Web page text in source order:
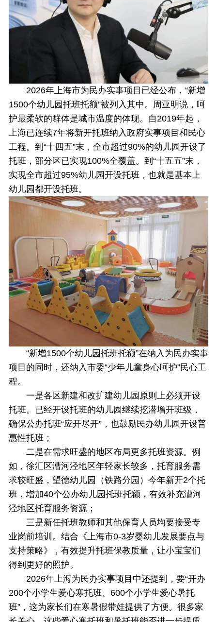
2026年上海市为民办实事项目已经公布，“新增
1500个幼儿园托班托额”被列入其中。周亚明说，呵
护最柔软的群体是城市温度的体现。自2019年起，
上海已连续7年将新开托班纳入政府实事项目和民心
工程。到“十四五”末，全市超过90%的幼儿园开设了
托班，部分区已实现100%全覆盖。到“十五五”末，
实现全市超过95%幼儿园开设托班，也就是基本上
幼儿园都开设托班。
“新增1500个幼儿园托班托额”在纳入为民办实事
项目的同时，还纳入市委“少年儿童身心呵护”民心工
程。
一是各区新建和改扩建幼儿园原则上必须开设
托班。已经开设托班的幼儿园继续挖潜增开班级，
确保公办托班“应开尽开”，也鼓励民办幼儿园开设普
惠性托班；
二是在需求旺盛的地区布局更多托班资源。例
如，徐汇区漕河泾地区年轻家长较多，托育服务需
求较旺盛，望德幼儿园（铁路分园）今年新开2个托
班，增加40个公办幼儿园托班托额，有效补充漕河
泾地区托育服务资源；
三是新任托班教师和其他保育人员均要接受专
业岗前培训。结合《上海市0-3岁婴幼儿发展要点与
支持策略》，有效提升托班保教质量，让小宝宝们
得到更好的照护。
2026年上海为民办实事项目中还提到，要“开办
200个小学生爱心寒托班、600个小学生爱心暑托
班”，这为家长们在寒暑假带娃提供了方便。很多家